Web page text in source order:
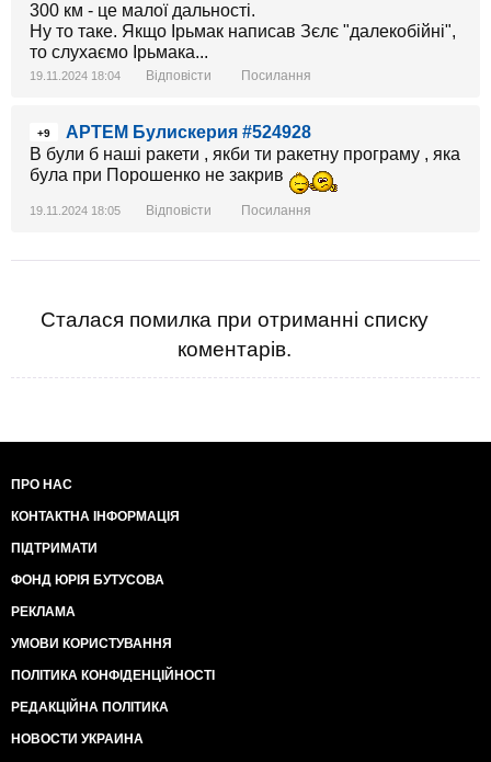
300 км - це малої дальності.
Ну то таке. Якщо Ірьмак написав Зєлє "далекобійні",
то слухаємо Ірьмака...
19.11.2024 18:04 Відповісти Посилання
+9
АРТЕМ Булискерия #524928
В були б наші ракети , якби ти ракетну програму , яка
була при Порошенко не закрив
19.11.2024 18:05 Відповісти Посилання
Сталася помилка при отриманні списку
коментарів.
ПРО НАС
КОНТАКТНА ІНФОРМАЦІЯ
ПІДТРИМАТИ
ФОНД ЮРІЯ БУТУСОВА
РЕКЛАМА
УМОВИ КОРИСТУВАННЯ
ПОЛІТИКА КОНФІДЕНЦІЙНОСТІ
РЕДАКЦІЙНА ПОЛІТИКА
НОВОСТИ УКРАИНА